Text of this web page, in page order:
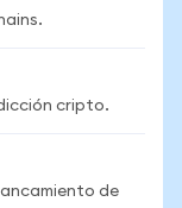
cripto.
de